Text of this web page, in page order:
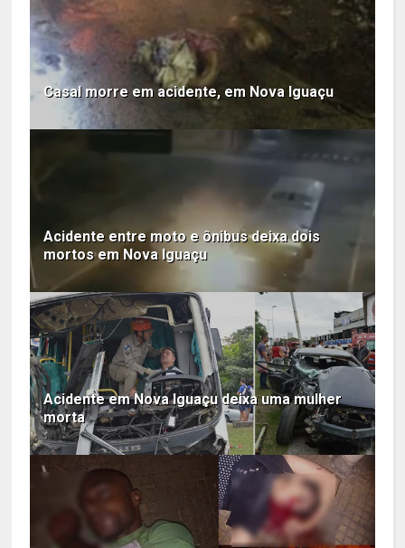
Casal morre em acidente, em Nova Iguaçu
Acidente entre moto e ônibus deixa dois
mortos em Nova Iguaçu
Acidente em Nova Iguaçu deixa uma mulher
morta